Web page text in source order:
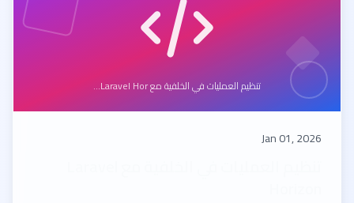
تنظيم العمليات في الخلفية مع Laravel Hor...
Jan 01, 2026